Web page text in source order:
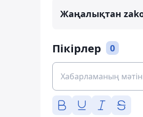
Жаңалықтан
Пікірлер 0